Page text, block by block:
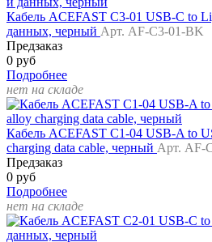
Кабель ACEFAST C3-01 USB-C to
данных, черный Арт. AF-C3-01-BK
Предзаказ
0 руб
Подробнее
нет на складе
Кабель ACEFAST C1-04 USB-A to
charging data cable, черный Арт. AF-
Предзаказ
0 руб
Подробнее
нет на складе